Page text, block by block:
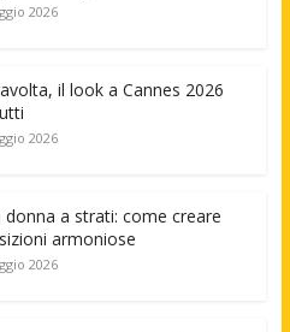
2026
il look a Cannes 2026
2026
donna a strati: come creare
armoniose
2026